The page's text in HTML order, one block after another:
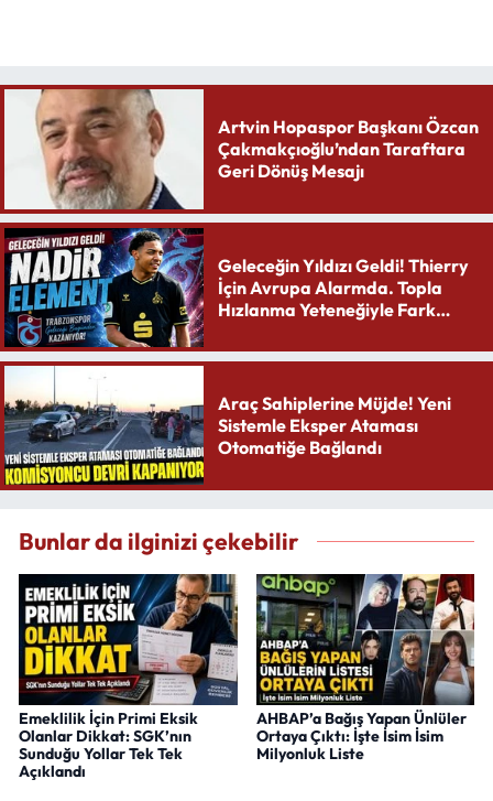
Artvin Hopaspor Başkanı Özcan
Çakmakçıoğlu’ndan Taraftara
Geri Dönüş Mesajı
Geleceğin Yıldızı Geldi! Thierry
İçin Avrupa Alarmda. Topla
Hızlanma Yeteneğiyle Fark
Araç Sahiplerine Müjde! Yeni
Sistemle Eksper Ataması
Otomatiğe Bağlandı
Bunlar da ilginizi çekebilir
Emeklilik İçin Primi Eksik
Olanlar Dikkat: SGK’nın
Sunduğu Yollar Tek Tek
Açıklandı
AHBAP’a Bağış Yapan Ünlüler
Ortaya Çıktı: İşte İsim İsim
Milyonluk Liste